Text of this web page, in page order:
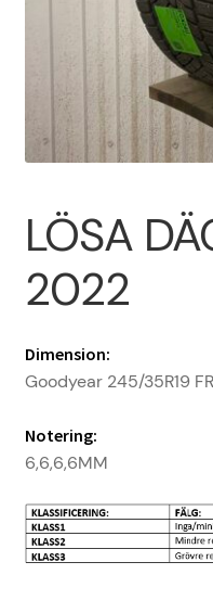
Om oss
LÖSA
2022
Dimension:
Goodyear 245/35R19
Notering:
6,6,6,6MM